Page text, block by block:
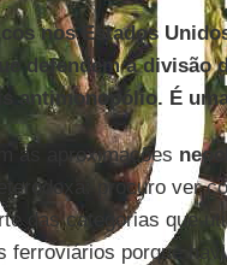
nos Estados
defendem a divisão
antimonopólio. É
as aproximações
procuro ver
das categorias que
ferroviários porque